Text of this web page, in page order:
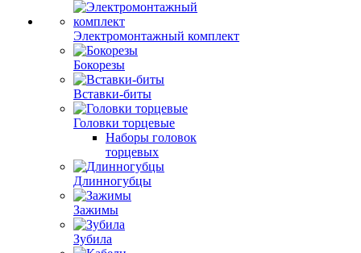
Электромонтажный комплект
Бокорезы
Вставки-биты
Головки торцевые
Наборы головок
торцевых
Длинногубцы
Зажимы
Зубила